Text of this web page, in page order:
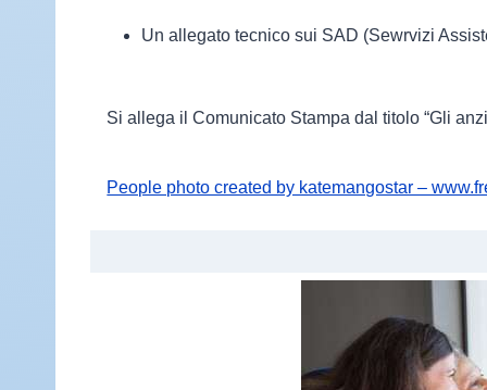
Un allegato tecnico sui SAD (Sewrvizi
Si allega il Comunicato Stampa dal titolo “Gli
People photo created by katemangostar –